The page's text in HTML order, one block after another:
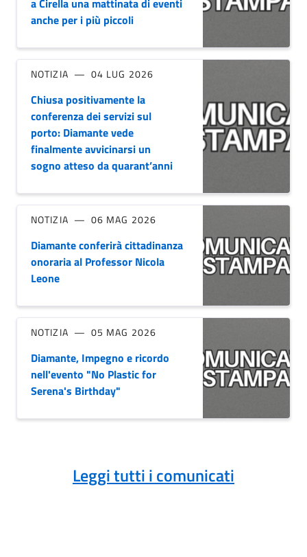
a Cirella una mattinata di eventi
anche per i più piccoli
NOTIZIA 04 LUG 2026
Chiusa positivamente la
conferenza dei servizi sul
porto: Diamante vede
finalmente avvicinarsi un
sogno atteso da quarant’anni
NOTIZIA 06 MAG 2026
Diamante conferirà cittadinanza
onoraria al Professor Nicola
Leone
NOTIZIA 05 MAG 2026
Diamante, Impegno e ricordo
nell'evento "No Plastic for
Serena's Birthday"
Leggi tutti i comunicati